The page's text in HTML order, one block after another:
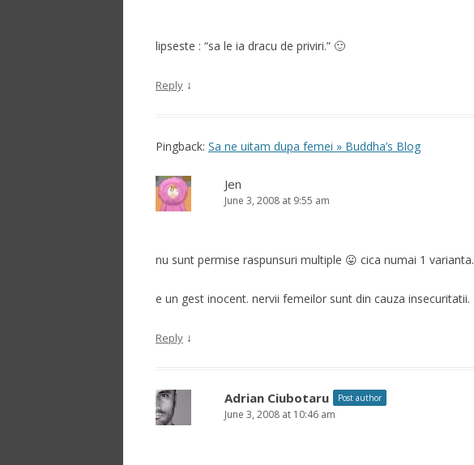
lipseste : “sa le ia dracu de priviri.” 🙂
Reply ↓
Pingback: Sa ne uitam dupa femei » Buddha’s Blog
Jen
June 3, 2008 at 9:55 am
nu sunt permise raspunsuri multiple 😛 cica numai 1 varianta.
e un gest inocent. nervii femeilor sunt din cauza insecuritatii.
Reply ↓
Adrian Ciubotaru Post author
June 3, 2008 at 10:46 am